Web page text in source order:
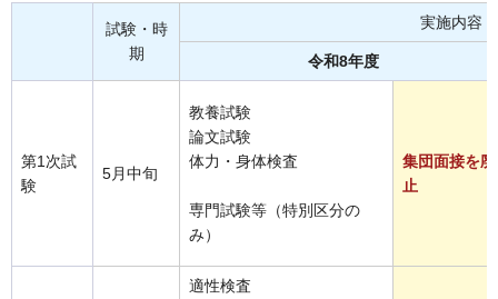
試験・時
期
実施内容
令和8年度
第1次試
験
5月中旬
教養試験
論文試験
体力・身体検査
専門試験等（特別区分の
み）
集団面接を廃
止
適性検査